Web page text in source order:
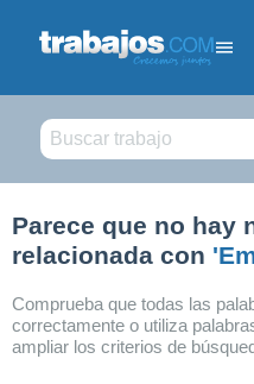
Parece que no hay
relacionada con
Comprueba que todas las
correctamente o utiliza
ampliar los criterios de